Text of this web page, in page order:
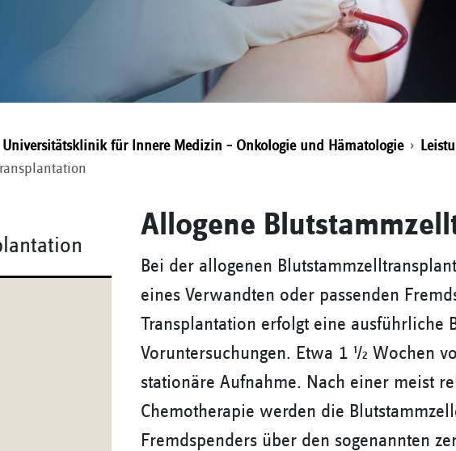
Universitätsklinik für Innere Medizin – Onkologie und Hämatologie
Allogene
Bei der allogenen
eines Verwandten oder passenden
Transplantation erfolgt eine ausführliche
Voruntersuchungen. Etwa 1 ½ Wochen
stationäre Aufnahme. Nach einer meist
Chemotherapie werden die
Fremdspenders über den sogenannten